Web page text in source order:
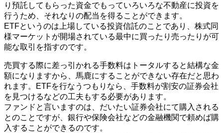
り預託してもらった資金でもっていろいろな不動産に投資を
行うため、それなりの配当を得ることができます。
ETFというのは上場している投資信託のことであり、株式同
様マーケットが開場されている最中に買ったり売ったりが可
能な取引を指すのです。
売買する際に差っ引かれる手数料はトータルすると結構な金
額になりますから、馬鹿にすることができない存在だと思わ
れます。ETFを行なうつもりなら、手数料が割安の証券会社
を見つけるなどの工夫もする必要があります。
ファンドと言いますのは、だいたい証券会社にて購入される
とのことですが、銀行や保険会社などの金融機関で頼めば購
入することができるのです。